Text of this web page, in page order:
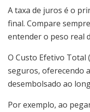
A taxa de juros é o
final. Compare
entender o peso real
O Custo Efetivo Total
seguros, oferecendo
desembolsado ao
Por exemplo, ao